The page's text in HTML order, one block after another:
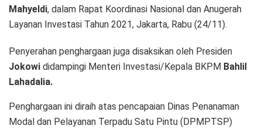
Mahyeldi, dalam Rapat Koordinasi Nasional dan Anugerah
Layanan Investasi Tahun 2021, Jakarta, Rabu (24/11).
Penyerahan penghargaan juga disaksikan oleh Presiden
Jokowi didampingi Menteri Investasi/Kepala BKPM Bahlil
Lahadalia.
Penghargaan ini diraih atas pencapaian Dinas Penanaman
Modal dan Pelayanan Terpadu Satu Pintu (DPMPTSP)